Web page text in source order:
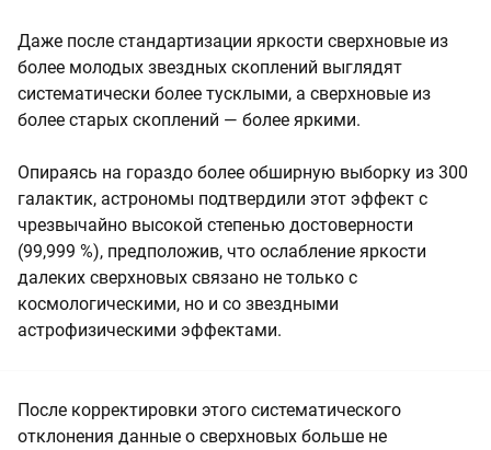
Даже после стандартизации яркости сверхновые из
более молодых звездных скоплений выглядят
систематически более тусклыми, а сверхновые из
более старых скоплений — более яркими.
Опираясь на гораздо более обширную выборку из 300
галактик, астрономы подтвердили этот эффект с
чрезвычайно высокой степенью достоверности
(99,999 %), предположив, что ослабление яркости
далеких сверхновых связано не только с
космологическими, но и со звездными
астрофизическими эффектами.
После корректировки этого систематического
отклонения данные о сверхновых больше не